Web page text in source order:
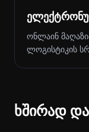
ონლაინ
ლოგისტიკის
ხშირად